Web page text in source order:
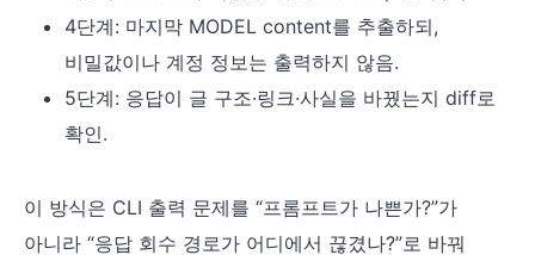
4단계: 마지막 MODEL content를 추출하되,
비밀값이나 계정 정보는 출력하지 않음.
5단계: 응답이 글 구조·링크·사실을 바꿨는지 diff로
확인.
이 방식은 CLI 출력 문제를 “프롬프트가 나쁜가?”가
아니라 “응답 회수 경로가 어디에서 끊겼나?”로 바꿔